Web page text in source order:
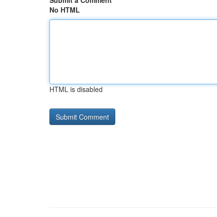
No HTML
HTML is disabled